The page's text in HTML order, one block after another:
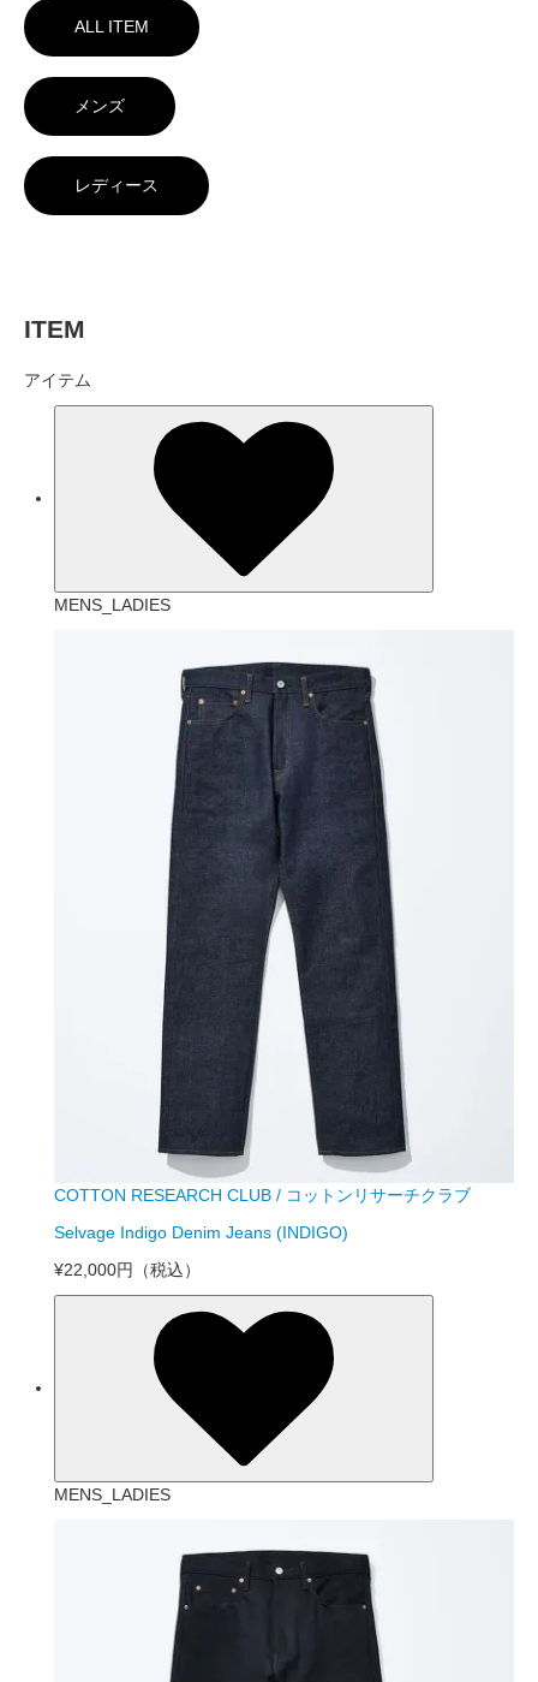
ALL ITEM
メンズ
レディース
ITEM
アイテム
MENS_LADIES
COTTON RESEARCH CLUB / コットンリサーチクラブ
Selvage Indigo Denim Jeans (INDIGO)
¥22,000円
（税込）
MENS_LADIES